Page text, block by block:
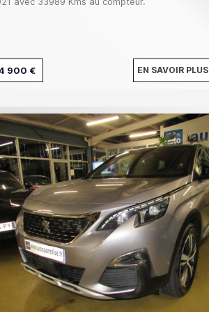
900 € EN SAVOIR PLUS